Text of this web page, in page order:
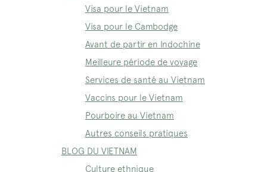
Visa pour le Vietnam
Visa pour le Cambodge
Avant de partir en Indochine
Meilleure période de voyage
Services de santé au Vietnam
Vaccins pour le Vietnam
Pourboire au Vietnam
Autres conseils pratiques
BLOG DU VIETNAM
Culture ethnique